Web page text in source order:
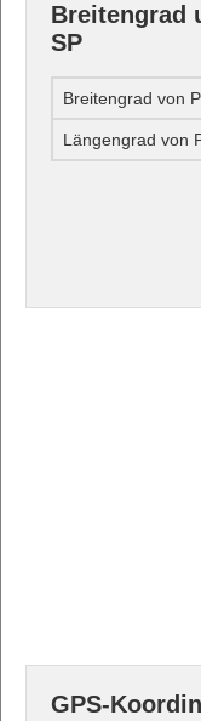
Breitengrad
SP
Breitengrad von
Längengrad von
GPS-